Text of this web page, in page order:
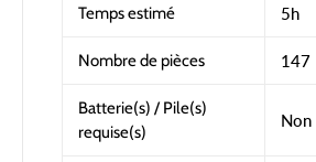
Temps estimé 5h
Nombre de pièces 147
Batterie(s) / Pile(s)
requise(s)
Non